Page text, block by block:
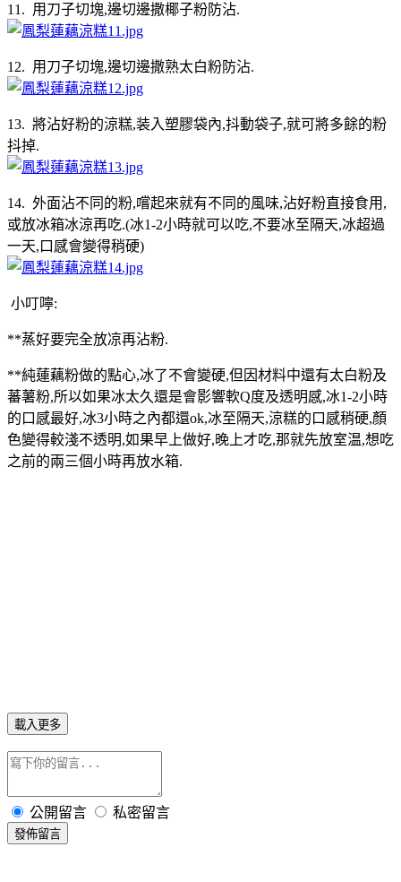
11. 用刀子切塊,邊切邊撒椰子粉防沾.
12. 用刀子切塊,邊切邊撒熟太白粉防沾.
13. 將沾好粉的涼糕,装入塑膠袋內,抖動袋子,就可將多餘的粉
抖掉.
14. 外面沾不同的粉,嚐起來就有不同的風味,沾好粉直接食用,
或放冰箱冰涼再吃.(冰1-2小時就可以吃,不要冰至隔天,冰超過
一天,口感會變得稍硬)
小叮嚀:
**蒸好要完全放凉再沾粉.
**純蓮藕粉做的點心,冰了不會變硬,但因材料中還有太白粉及
蕃薯粉,所以如果冰太久還是會影響軟Q度及透明感,冰1-2小時
的口感最好,冰3小時之內都還ok,冰至隔天,涼糕的口感稍硬,顏
色變得較淺不透明,如果早上做好,晚上才吃,那就先放室温,想吃
之前的兩三個小時再放水箱.
載入更多
公開留言 私密留言
發佈留言